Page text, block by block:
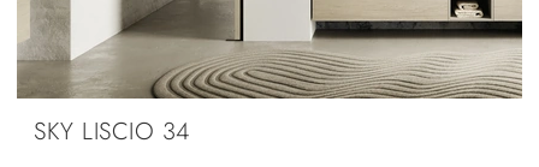
SKY LISCIO 34